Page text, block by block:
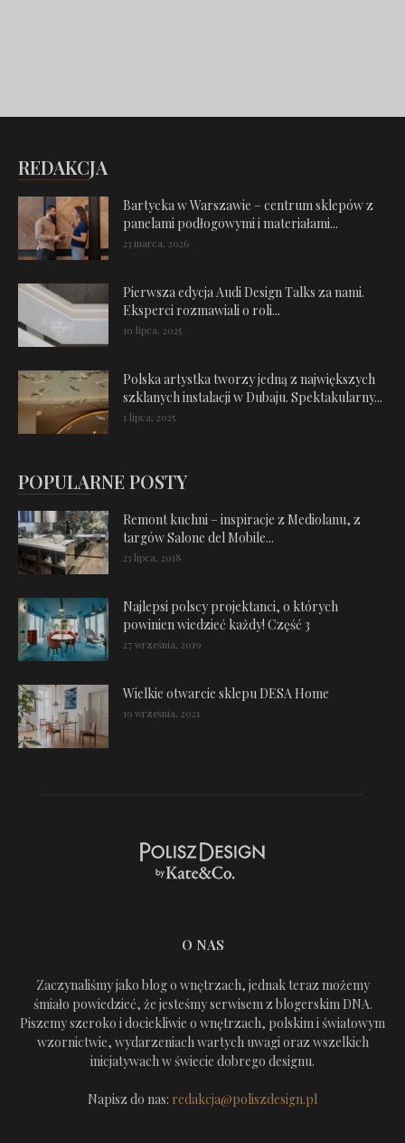
REDAKCJA
Bartycka w Warszawie – centrum sklepów z
panelami podłogowymi i materiałami...
23 marca, 2026
Pierwsza edycja Audi Design Talks za nami.
Eksperci rozmawiali o roli...
10 lipca, 2025
Polska artystka tworzy jedną z największych
szklanych instalacji w Dubaju. Spektakularny...
1 lipca, 2025
POPULARNE POSTY
Remont kuchni – inspiracje z Mediolanu, z
targów Salone del Mobile...
23 lipca, 2018
Najlepsi polscy projektanci, o których
powinien wiedzieć każdy! Część 3
27 września, 2019
Wielkie otwarcie sklepu DESA Home
19 września, 2021
O NAS
Zaczynaliśmy jako blog o wnętrzach, jednak teraz możemy
śmiało powiedzieć, że jesteśmy serwisem z blogerskim DNA.
Piszemy szeroko i dociekliwie o wnętrzach, polskim i światowym
wzornictwie, wydarzeniach wartych uwagi oraz wszelkich
inicjatywach w świecie dobrego designu.
Napisz do nas: redakcja@poliszdesign.pl